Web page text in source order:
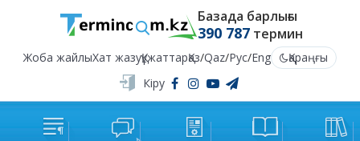
Базада барлығы
390 787термин
Жоба жайлыХат жазуҚұжаттарҚаз/Qaz/Рус/Eng
Қараңғы
Кіру